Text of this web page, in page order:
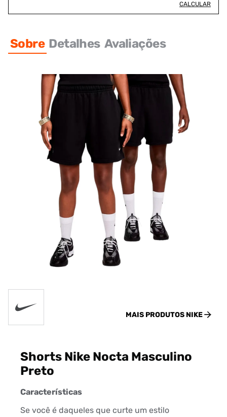
CALCULAR
Sobre Detalhes Avaliações
MAIS PRODUTOS NIKE
Shorts Nike Nocta Masculino
Preto
Características
Se você é daqueles que curte um estilo